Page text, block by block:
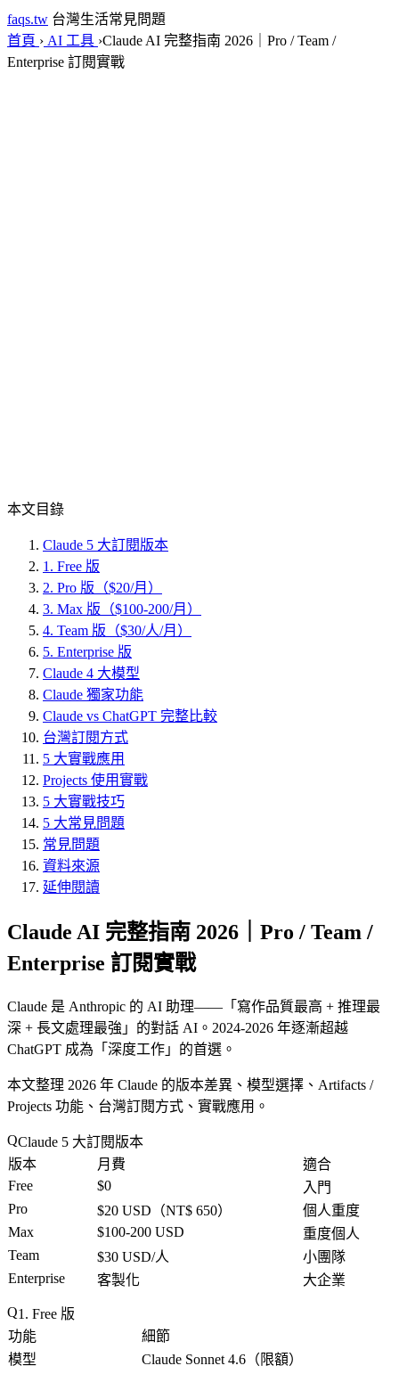
faqs.tw 台灣生活常見問題
首頁 › AI 工具 ›Claude AI 完整指南 2026｜Pro / Team /
Enterprise 訂閱實戰
本文目錄
Claude 5 大訂閱版本
1. Free 版
2. Pro 版（$20/月）
3. Max 版（$100-200/月）
4. Team 版（$30/人/月）
5. Enterprise 版
Claude 4 大模型
Claude 獨家功能
Claude vs ChatGPT 完整比較
台灣訂閱方式
5 大實戰應用
Projects 使用實戰
5 大實戰技巧
5 大常見問題
常見問題
資料來源
延伸閱讀
Claude AI 完整指南 2026｜Pro / Team /
Enterprise 訂閱實戰
Claude 是 Anthropic 的 AI 助理——「 寫作品質最高 + 推理最
深 + 長文處理最強 」的對話 AI。2024-2026 年逐漸超越
ChatGPT 成為「 深度工作 」的首選。
本文整理 2026 年 Claude 的版本差異、模型選擇、Artifacts /
Projects 功能、台灣訂閱方式、實戰應用。
Claude 5 大訂閱版本
版本
月費
適合
Free
$0
入門
Pro
$20 USD（NT$ 650）
個人重度
Max
$100-200 USD
重度個人
Team
$30 USD/人
小團隊
Enterprise
客製化 大企業
1. Free 版
功能
細節
模型
Claude Sonnet 4.6（限額）